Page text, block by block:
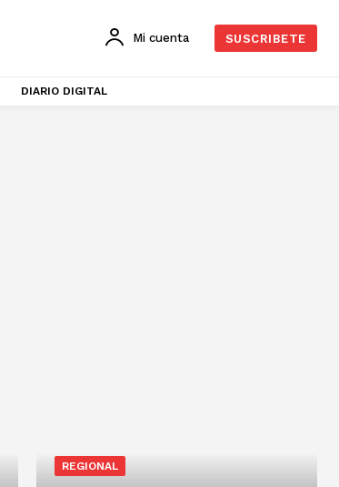
Mi cuenta SUSCRIBETE
DIARIO DIGITAL
REGIONAL